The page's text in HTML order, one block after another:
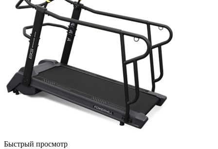
Быстрый просмотр